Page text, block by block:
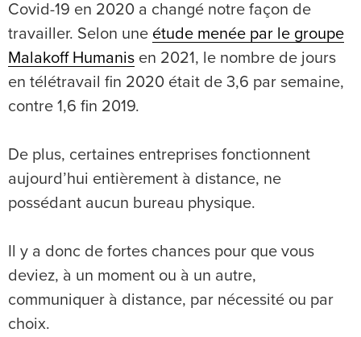
Covid-19 en 2020 a changé notre façon de
travailler. Selon une étude menée par le groupe
Malakoff Humanis en 2021, le nombre de jours
en télétravail fin 2020 était de 3,6 par semaine,
contre 1,6 fin 2019.
De plus, certaines entreprises fonctionnent
aujourd’hui entièrement à distance, ne
possédant aucun bureau physique.
Il y a donc de fortes chances pour que vous
deviez, à un moment ou à un autre,
communiquer à distance, par nécessité ou par
choix.